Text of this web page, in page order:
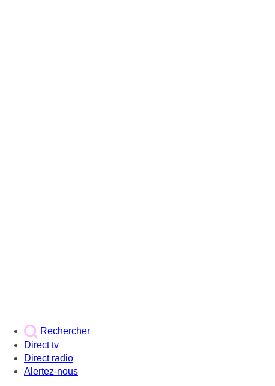
Rechercher
Direct tv
Direct radio
Alertez-nous